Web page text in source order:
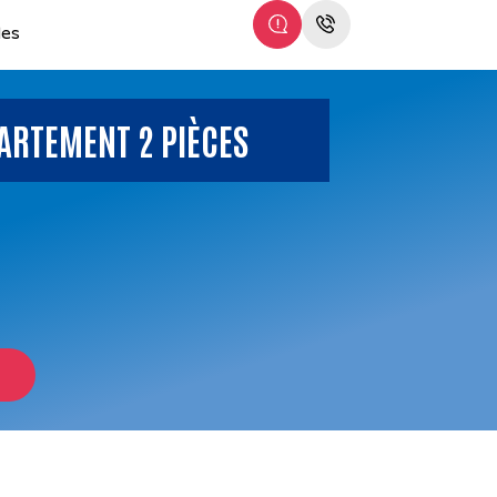
2 PIÈCES